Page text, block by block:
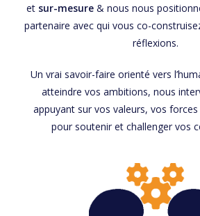
et sur-mesure& nous nous
partenaire avec qui vous co-
réflexions.
Un vrai savoir-faire orienté vers
atteindre vos ambitions, nous
appuyant sur vos valeurs, vos
pour soutenir et challenger vos